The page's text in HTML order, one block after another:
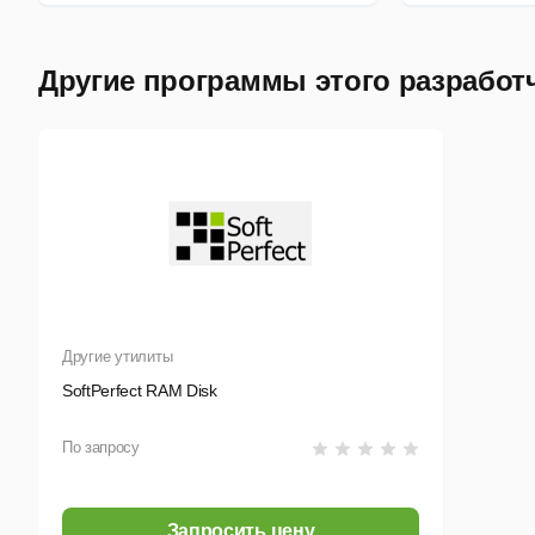
Другие программы этого
Другие утилиты
SoftPerfect RAM Disk
По запросу